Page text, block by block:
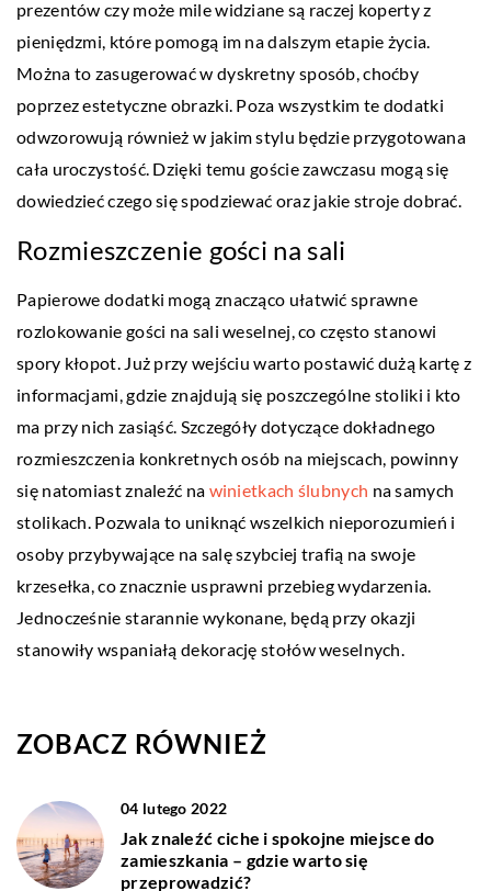
prezentów czy może mile widziane są raczej koperty z
pieniędzmi, które pomogą im na dalszym etapie życia.
Można to zasugerować w dyskretny sposób, choćby
poprzez estetyczne obrazki. Poza wszystkim te dodatki
odwzorowują również w jakim stylu będzie przygotowana
cała uroczystość. Dzięki temu goście zawczasu mogą się
dowiedzieć czego się spodziewać oraz jakie stroje dobrać.
Rozmieszczenie gości na sali
Papierowe dodatki mogą znacząco ułatwić sprawne
rozlokowanie gości na sali weselnej, co często stanowi
spory kłopot. Już przy wejściu warto postawić dużą kartę z
informacjami, gdzie znajdują się poszczególne stoliki i kto
ma przy nich zasiąść. Szczegóły dotyczące dokładnego
rozmieszczenia konkretnych osób na miejscach, powinny
się natomiast znaleźć na winietkach ślubnych na samych
stolikach. Pozwala to uniknąć wszelkich nieporozumień i
osoby przybywające na salę szybciej trafią na swoje
krzesełka, co znacznie usprawni przebieg wydarzenia.
Jednocześnie starannie wykonane, będą przy okazji
stanowiły wspaniałą dekorację stołów weselnych.
ZOBACZ RÓWNIEŻ
04 lutego 2022
Jak znaleźć ciche i spokojne miejsce do
zamieszkania – gdzie warto się
przeprowadzić?